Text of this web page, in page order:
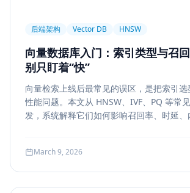
后端架构 Vector DB HNSW
向量数据库入门：索引类型与召
别只盯着“快”
向量检索上线后最常见的误区，是把索引
性能问题。本文从 HNSW、IVF、PQ 等常
发，系统解释它们如何影响召回率、时延、
March 9, 2026